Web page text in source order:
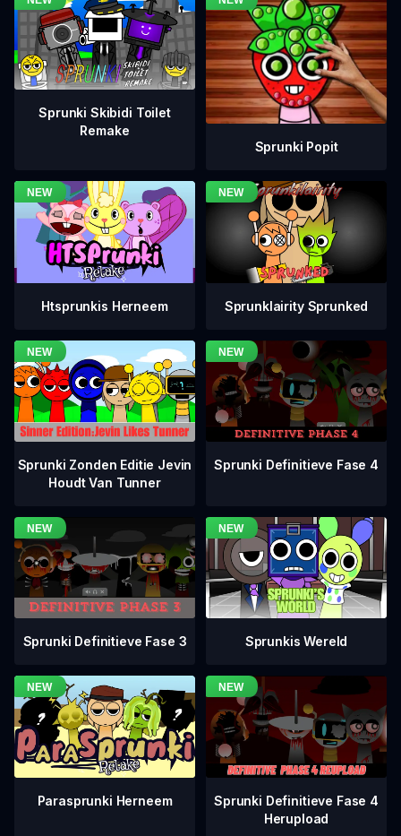
Sprunki Skibidi Toilet
Remake
Sprunki Popit
Htsprunkis Herneem Sprunklairity Sprunked
Sprunki Zonden Editie Jevin
Houdt Van Tunner
Sprunki Definitieve Fase 4
Sprunki Definitieve Fase 3 Sprunkis Wereld
Parasprunki Herneem
Sprunki Definitieve Fase 4
Herupload